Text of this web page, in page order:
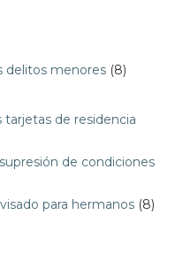
delitos menores (8)
de residencia
de condiciones
para hermanos (8)